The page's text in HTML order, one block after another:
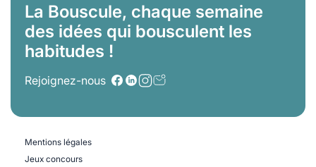
La Bouscule, chaque semaine
des idées qui bousculent les
habitudes !
Rejoignez-nous
Mentions légales
Jeux concours